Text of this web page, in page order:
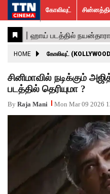
கோலிவுட்
சின்னத்திரை
பாலிவுட்
ஹாலிவுட்
அக்கம்
பக்கம்
ஸ்பெஷல்
ஸ்டோரீஸ்
விமர்சனம்
GALLERY
ACTRESS
ACTORS
MOVIESTILLS
EVENTS
VIDEOS
What’s
Hot
Trending
News
கோலிவுட்
HOME கோலிவுட்
சினிமாவில் நடிக்கும்
படத்தில் தெரியுமா ?
By Raja Mani Mon Mar 09 2026